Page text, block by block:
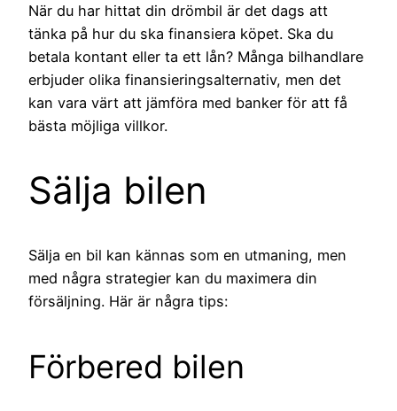
När du har hittat din drömbil är det dags att
tänka på hur du ska finansiera köpet. Ska du
betala kontant eller ta ett lån? Många bilhandlare
erbjuder olika finansieringsalternativ, men det
kan vara värt att jämföra med banker för att få
bästa möjliga villkor.
Sälja bilen
Sälja en bil kan kännas som en utmaning, men
med några strategier kan du maximera din
försäljning. Här är några tips:
Förbered bilen